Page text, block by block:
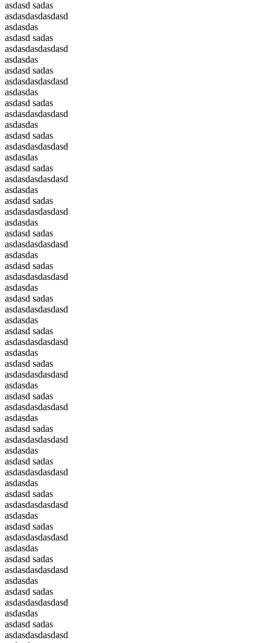
asdasd sadas
asdasdasdasdasd
asdasdas
asdasd sadas
asdasdasdasdasd
asdasdas
asdasd sadas
asdasdasdasdasd
asdasdas
asdasd sadas
asdasdasdasdasd
asdasdas
asdasd sadas
asdasdasdasdasd
asdasdas
asdasd sadas
asdasdasdasdasd
asdasdas
asdasd sadas
asdasdasdasdasd
asdasdas
asdasd sadas
asdasdasdasdasd
asdasdas
asdasd sadas
asdasdasdasdasd
asdasdas
asdasd sadas
asdasdasdasdasd
asdasdas
asdasd sadas
asdasdasdasdasd
asdasdas
asdasd sadas
asdasdasdasdasd
asdasdas
asdasd sadas
asdasdasdasdasd
asdasdas
asdasd sadas
asdasdasdasdasd
asdasdas
asdasd sadas
asdasdasdasdasd
asdasdas
asdasd sadas
asdasdasdasdasd
asdasdas
asdasd sadas
asdasdasdasdasd
asdasdas
asdasd sadas
asdasdasdasdasd
asdasdas
asdasd sadas
asdasdasdasdasd
asdasdas
asdasd sadas
asdasdasdasdasd